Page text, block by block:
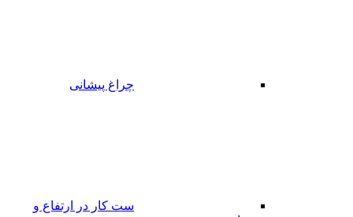
چراغ پیشانی
ست کار در ارتفاع و